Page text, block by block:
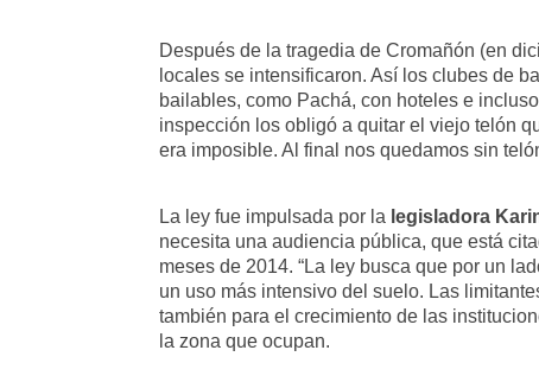
Después de la tragedia de Cromañón (en
locales se intensificaron. Así los clubes de
bailables, como Pachá, con hoteles e
inspección los obligó a quitar el viejo telón
era imposible. Al final nos quedamos sin
La ley fue impulsada por la legisladora
necesita una audiencia pública, que está
meses de 2014. “La ley busca que por un
un uso más intensivo del suelo. Las
también para el crecimiento de las
la zona que ocupan.